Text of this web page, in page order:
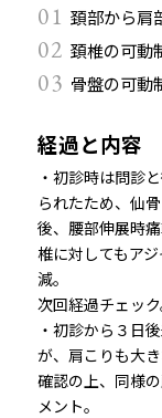
01 頚部から肩
02 頚椎の可動
03 骨盤の可動
経過と内容
・初診時は問診
られたため、仙
後、腰部伸展時
椎に対してもア
減。
次回経過チェック
・初診から３日
が、肩こりも大
確認の上、同様
メント。